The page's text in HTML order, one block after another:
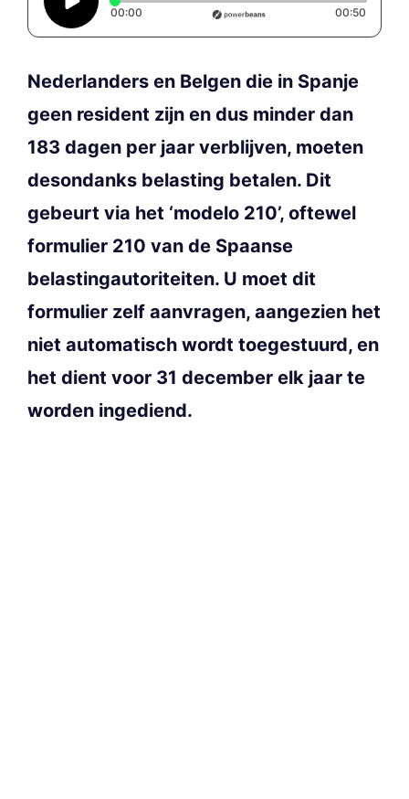
00:00 Elapsed time: 0 seconds 00:50
Nederlanders en Belgen die in Spanje
geen resident zijn en dus minder dan
183 dagen per jaar verblijven, moeten
desondanks belasting betalen. Dit
gebeurt via het ‘modelo 210’, oftewel
formulier 210 van de Spaanse
belastingautoriteiten. U moet dit
formulier zelf aanvragen, aangezien het
niet automatisch wordt toegestuurd, en
het dient voor 31 december elk jaar te
worden ingediend.